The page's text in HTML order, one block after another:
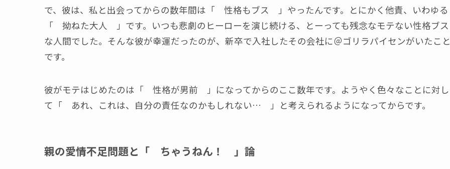
で、彼は、私と出会ってからの数年間は「 性格もブス 」やったんです。とにかく他責、いわゆる
「 拗ねた大人 」です。いつも悲劇のヒーローを演じ続ける、とーっても残念なモテない性格ブス
な人間でした。そんな彼が幸運だったのが、新卒で入社したその会社に＠ゴリラパイセンがいたこと
です。
彼がモテはじめたのは「 性格が男前 」になってからのここ数年です。ようやく色々なことに対し
て「 あれ、これは、自分の責任なのかもしれない… 」と考えられるようになってからです。
親の愛情不足問題と「 ちゃうねん！ 」論